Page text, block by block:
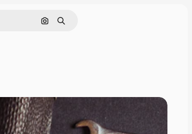
Nach Bild suchen
Suchen